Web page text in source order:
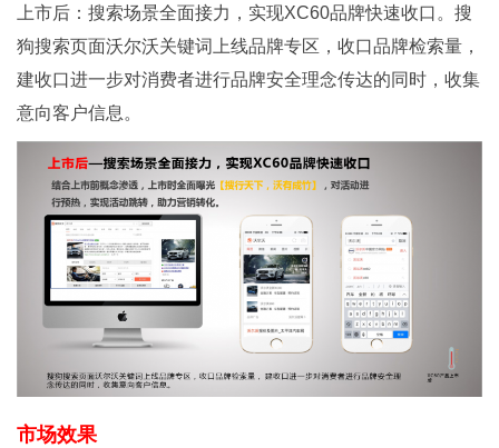
上市后：搜索场景全面接力，实现XC60品牌快速收口。搜
狗搜索页面沃尔沃关键词上线品牌专区，收口品牌检索量，
建收口进一步对消费者进行品牌安全理念传达的同时，收集
意向客户信息。
市场效果